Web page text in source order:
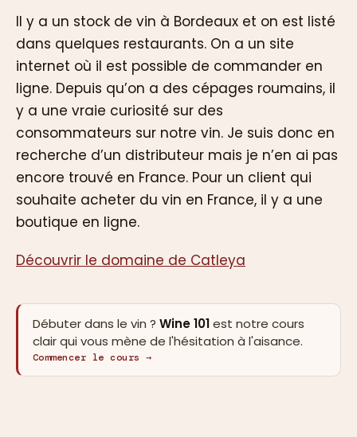
Il y a un stock de vin à Bordeaux et on est listé
dans quelques restaurants. On a un site
internet où il est possible de commander en
ligne. Depuis qu’on a des cépages roumains, il
y a une vraie curiosité sur des
consommateurs sur notre vin. Je suis donc en
recherche d’un distributeur mais je n’en ai pas
encore trouvé en France. Pour un client qui
souhaite acheter du vin en France, il y a une
boutique en ligne.
Découvrir le domaine de Catleya
Débuter dans le vin ? Wine 101est notre cours
clair qui vous mène de l'hésitation à l'aisance.
Commencer le cours →